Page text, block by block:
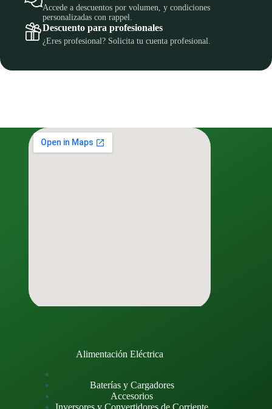
Accede a descuentos por volumen, y condiciones
personalizadas con rappel.
Descuento para profesionales
¿Eres profesional? Solicita tu cuenta profesional.
Alimentación Eléctrica
Baterías y Cargadores
Accesorios
Inversores y Convertidores de Corriente